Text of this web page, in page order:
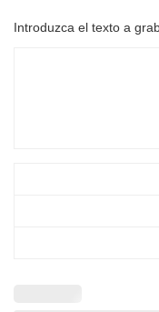
Introduzca el texto a